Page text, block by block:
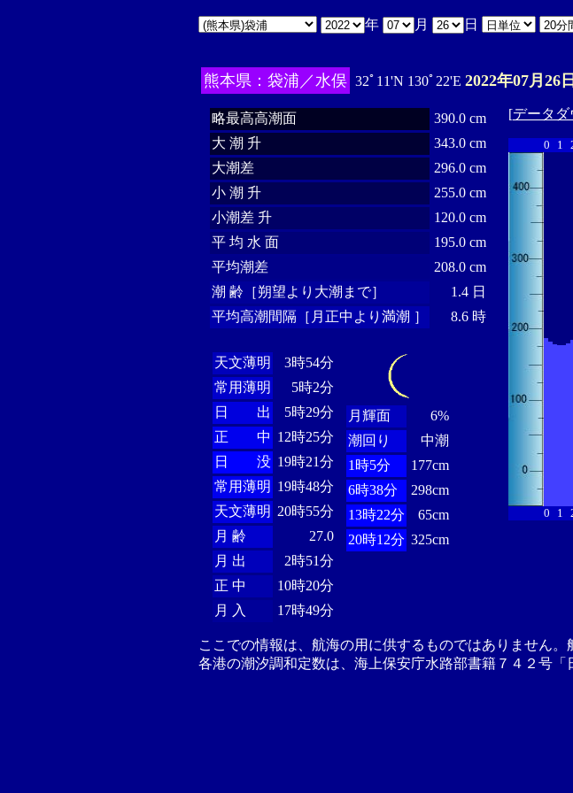
年 月 日
熊本県：袋浦／水俣 32ﾟ11'N 130ﾟ22'E 2022年07月26
略最高高潮面
390.0 cm
大 潮 升
343.0 cm
大潮差
296.0 cm
小 潮 升
255.0 cm
小潮差 升
120.0 cm
平 均 水 面
195.0 cm
平均潮差
208.0 cm
潮 齢［朔望より大潮まで］
1.4 日
平均高潮間隔［月正中より満潮 ］
8.6 時
天文薄明
3時54分
常用薄明
5時2分
日 出
5時29分
正 中 12時25分
日 没 19時21分
常用薄明 19時48分
天文薄明 20時55分
月 齢
27.0
月 出
2時51分
正 中
10時20分
月 入
17時49分
月輝面
6%
潮回り
中潮
1時5分
177cm
6時38分
298cm
13時22分
65cm
20時12分 325cm
[データ
0 1
0 1
ここでの情報は、航海の用に供するものではありません
各港の潮汐調和定数は、海上保安庁水路部書籍７４２号